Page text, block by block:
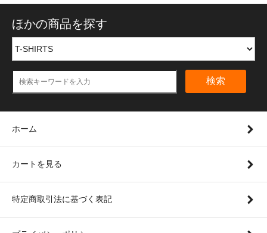
ほかの商品を探す
検索
ホーム
カートを見る
特定商取引法に基づく表記